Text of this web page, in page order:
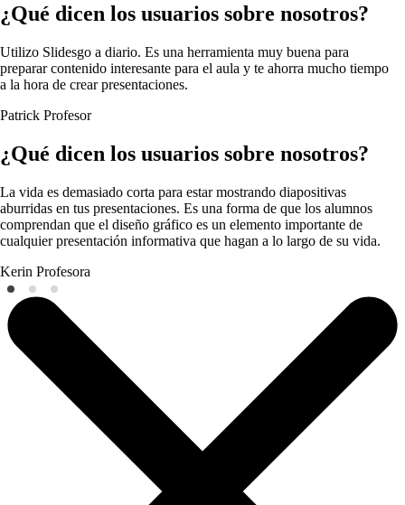
¿Qué dicen los usuarios sobre nosotros?
Utilizo Slidesgo a diario. Es una herramienta muy buena para
preparar contenido interesante para el aula y te ahorra mucho tiempo
a la hora de crear presentaciones.
Patrick Profesor
¿Qué dicen los usuarios sobre nosotros?
La vida es demasiado corta para estar mostrando diapositivas
aburridas en tus presentaciones. Es una forma de que los alumnos
comprendan que el diseño gráfico es un elemento importante de
cualquier presentación informativa que hagan a lo largo de su vida.
Kerin Profesora